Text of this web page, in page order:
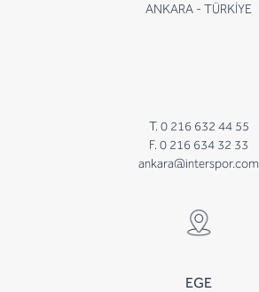
ANKARA - TÜRKİYE
T. 0 216 632 44 55
F. 0 216 634 32 33
ankara@interspor.com
EGE